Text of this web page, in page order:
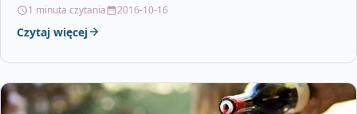
1 minuta czytania 2016-10-16
Czytaj więcej